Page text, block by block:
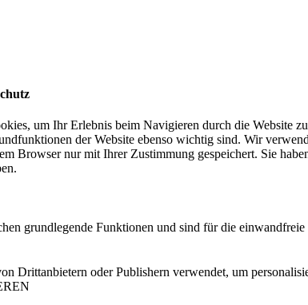
um Ihr Erlebnis beim Navigieren durch die Website
der Website ebenso wichtig sind. Wir
Browser nur mit Ihrer Zustimmung gespeichert. Sie
grundlegende Funktionen und sind für die
Drittanbietern oder Publishern verwendet, um